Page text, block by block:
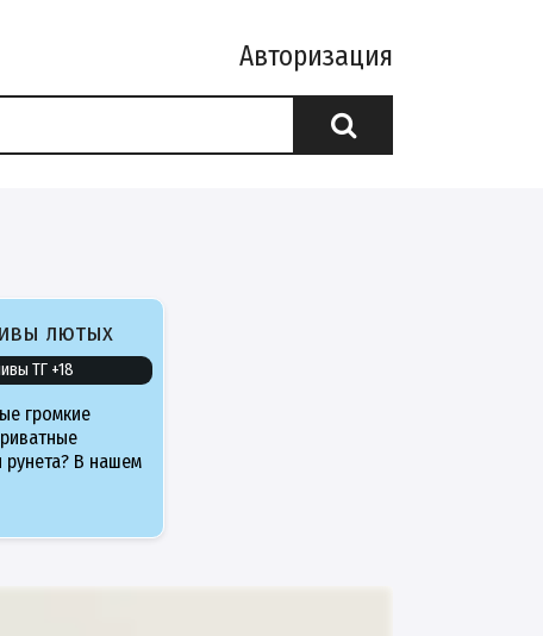
Авторизация
лютых
ТГ +18
громкие
В нашем